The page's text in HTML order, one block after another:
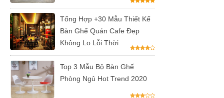
ghế xoay
trong suốt
Ghế Eames
vải bố xanh
xám GLM27-
Tổng Hợp +30 Mẫu Thiết Kế
Bàn Ghế Quán Cafe Đẹp
Không Lo Lỗi Thời
Top 3 Mẫu Bộ Bàn Ghế
Phòng Ngủ Hot Trend 2020